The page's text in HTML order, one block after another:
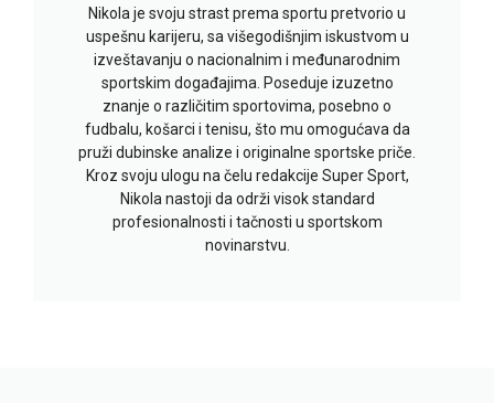
Nikola je svoju strast prema sportu pretvorio u
uspešnu karijeru, sa višegodišnjim iskustvom u
izveštavanju o nacionalnim i međunarodnim
sportskim događajima. Poseduje izuzetno
znanje o različitim sportovima, posebno o
fudbalu, košarci i tenisu, što mu omogućava da
pruži dubinske analize i originalne sportske priče.
Kroz svoju ulogu na čelu redakcije Super Sport,
Nikola nastoji da održi visok standard
profesionalnosti i tačnosti u sportskom
novinarstvu.